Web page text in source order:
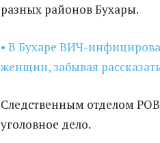
разных районов Бухары.
• В Бухаре ВИЧ-
женщин, забывая
Cледственным отделом
уголовное дело.